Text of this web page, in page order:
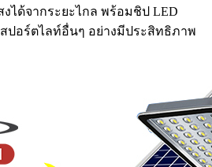
ได้จากระยะไกล พร้อมชิป LED
ปอร์ตไลท์อื่นๆ อย่างมีประสิทธิภาพ